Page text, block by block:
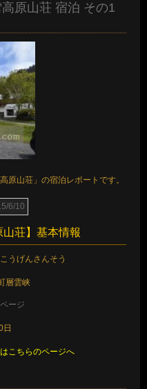
原山荘 宿泊 その1
原山荘」の宿泊レポートです。
6/10
山荘】基本情報
うげんさんそう
層雲峡
ージ
こちらのページへ